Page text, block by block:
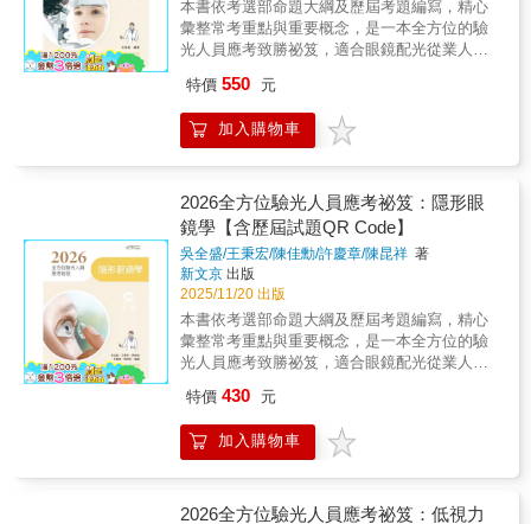
趨勢。透過大量的實戰演練，幫助您熟悉考試
題型、訓練答題速度，並在正式測驗前充分建
立信心。三、全題目詳解，觀念釐清不遺漏所
答案是什麼，更深入解釋正確與錯誤選項的觀
念。讓您在做錯題目時，能立即釐清混淆的知
識點，確保所有觀念都理解透徹，有效避免一
罰類型等內容。對於驗光人員證照更新的繼續
教育內容則涵蓋：課程類別、積分辦法以及驗
光人員倫理與驗光所設置規範等。 書中除
了依照各法條進行解析外，更於各章節中設計
閱讀法條時搭配練習，讓原先枯燥的法規變得
較為生動、貼近生活而能讓讀者容易記
得。 最後一章提供大量的練習題目，以利
內容，更熟悉驗光人員法規與倫理的實質內
涵。書末則附錄各相關法規、條例及考試規
則。 第四版除勘正疏誤外，亦收錄最新修
正的驗光人員相關法規及例題，更於第8章加入
近年歷屆國考試題，讓讀者透過實戰練習完整
複習，應考得心應手，無往不利。
本書依考選部命題大綱及歷屆考題編寫，精心
彙整常考重點與重要概念，是一本全方位的驗
光人員應考致勝祕笈，適合眼鏡配光從業人員
試。 作者教學與實務經驗豐富，編寫本書
學習架構完整，包括：本章大綱、重點整理、
隨文例題（含專家闢析）及題庫練習（歷屆考
輔以圖表說明，確實掌握命題方針。各章章末
精選歷屆考題及解答，並解析相關概念，使讀
者能融會貫通，舉一反三。各章以星星符號代
表歷屆考題出題比例，數目越多代表出題比例
越高，最多5顆，以供讀者備考參酌。 書中
以QR Code提供讀者掃描下載歷屆試題題庫，
以供應考複習所需，還可掌握最新命題趨勢，
是一本全方位驗光人員應考致勝祕笈。
2026年版特別收錄最新114年的專技驗光人員高
考考題，適合眼鏡配光從業人員及視光相關科
特價 550 元
加入購物車
2026全方位驗光人員應考祕笈：隱形眼
鏡學【含歷屆試題QR Code】
吳全盛/王秉宏/陳佳勳/許慶章/陳昆祥 著
新文京 出版
2025/11/20 出版
本書依考選部命題大綱及歷屆考題編寫，精心
彙整常考重點與重要概念，是一本全方位的驗
光人員應考致勝祕笈，適合眼鏡配光從業人員
試。 作者教學與實務經驗豐富，編寫本書
學習架構完整，包括：本章大綱、重點整理、
隨文例題（含專家闢析）及題庫練習（歷屆考
輔以圖表說明，確實掌握命題方針。各章章末
特價 430 元
加入購物車
2026全方位驗光人員應考祕笈：低視力